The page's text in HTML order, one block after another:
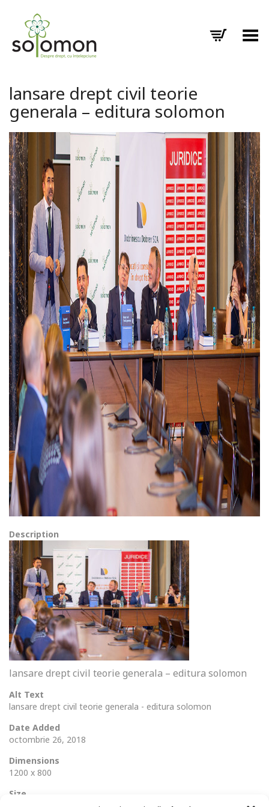
Toggle Menu
lansare drept civil teorie
generala – editura solomon
Description
lansare drept civil teorie generala – editura solomon
Alt Text
lansare drept civil teorie generala - editura solomon
Date Added
octombrie 26, 2018
Dimensions
1200 x 800
Size